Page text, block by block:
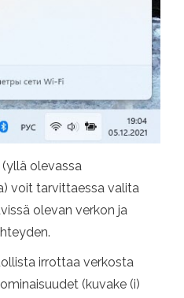
(yllä olevassa
voit tarvittaessa valita
olevan verkon ja
irrottaa verkosta
(kuvake (i)